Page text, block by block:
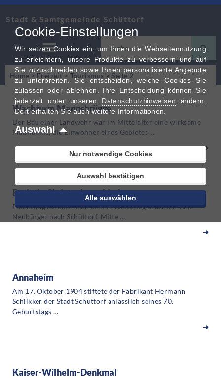
Stadt & Samtgemeinde Schüttorf
Home > Freizeit > Tourismus > Seite 2
Wachturm Mannsbrügge
Der Bau einer Landwehr war im Mittelalter eine wirksame
Maßnahme, die Einwohner eines Gebietes …
➜
Ev.-luth. Christopheruskirche
Flüchtlingsströme nach dem 2. Weltkrieg brachten viele
Neubürger nach Schüttorf. Mitte …
➜
Annaheim
Am 17. Oktober 1904 stiftete der Fabrikant Hermann
Schlikker der Stadt Schüttorf anlässlich seines 70.
Geburtstags …
➜
Kaiser-Wilhelm-Denkmal
Cookie-Einstellungen
Wir setzen Cookies ein, um Ihnen die Webseitennutzung
zu erleichtern, unsere Produkte zu verbessern und auf
Sie zuzuschneiden sowie Ihnen personalisierte Angebote
zu unterbreiten. Sie entscheiden, welche Cookies Sie
zulassen oder ablehnen. Ihre Entscheidung können Sie
jederzeit unter unseren Datenschutzhinweisen ändern.
Dort erhalten Sie auch weitere Informationen.
Auswahl
Nur notwendige Cookies
Auswahl bestätigen
Alle auswählen